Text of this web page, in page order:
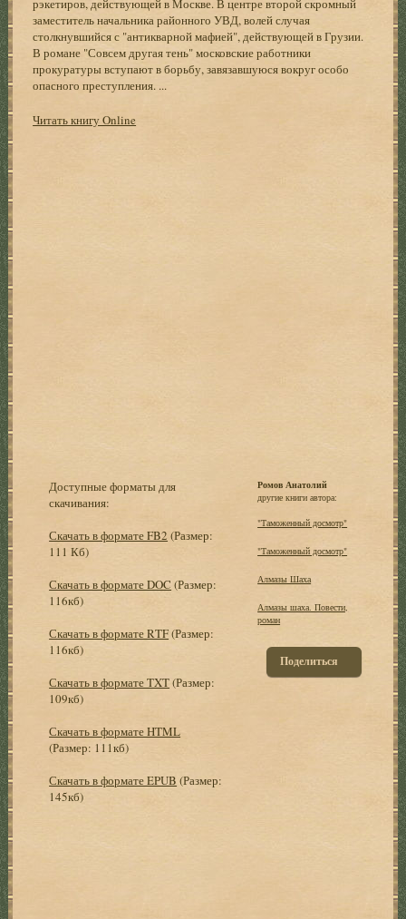
рэкетиров, действующей в Москве. В центре второй скромный
заместитель начальника районного УВД, волей случая
столкнувшийся с "антикварной мафией", действующей в Грузии.
В романе "Совсем другая тень" московские работники
прокуратуры вступают в борьбу, завязавшуюся вокруг особо
опасного преступления. ...
Читать книгу Online
Доступные форматы для
скачивания:
Скачать в формате FB2 (Размер:
111 Кб)
Скачать в формате DOC (Размер:
116кб)
Скачать в формате RTF(Размер:
116кб)
Скачать в формате TXT(Размер:
109кб)
Скачать в формате HTML
(Размер: 111кб)
Скачать в формате EPUB (Размер:
145кб)
Ромов Анатолий
другие книги автора:
"Таможенный досмотр"
"Таможенный досмотр"
Алмазы Шаха
Алмазы шаха. Повести,
роман
Поделиться